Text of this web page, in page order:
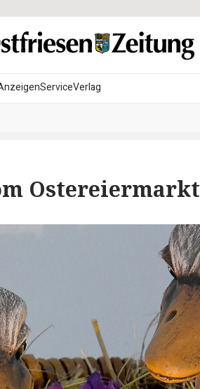
ServiceVerlag
Ostereiermarkt